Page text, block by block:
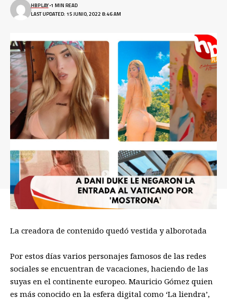
LAST UPDATED: 15 JUNIO, 2022 8:46 AM
HBPLAY 1 MIN READ
La creadora de contenido quedó vestida y alborotada
Por estos días varios personajes famosos de las redes
sociales se encuentran de vacaciones, haciendo de las
suyas en el continente europeo. Mauricio Gómez quien
es más conocido en la esfera digital como ‘La liendra’,